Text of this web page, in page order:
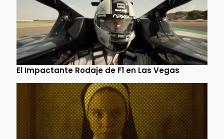
El Impactante Rodaje de F1 en Las Vegas